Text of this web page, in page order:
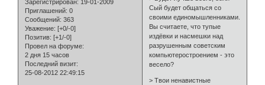
Зарегистрирован: 19-01-2009
Приглашений: 0
Сообщений: 363
Уважение: [+0/-0]
Позитив: [+1/-0]
Провел на форуме:
2 дня 15 часов
Последний визит:
25-08-2012 22:49:15
Сый будет общаться со
своими единомышленниками.
Вы считаете, что тупые
издёвки и насмешки над
разрушенным советским
компьютеростроением - это
весело?
> Твои ненавистные